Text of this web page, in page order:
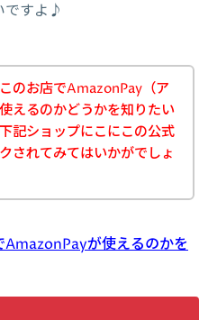
ですよ♪
のお店でAmazonPay（ア
えるのかどうかを知りたい
記ショップにこにこの公式
されてみてはいかがでしょ
が使えるのかを